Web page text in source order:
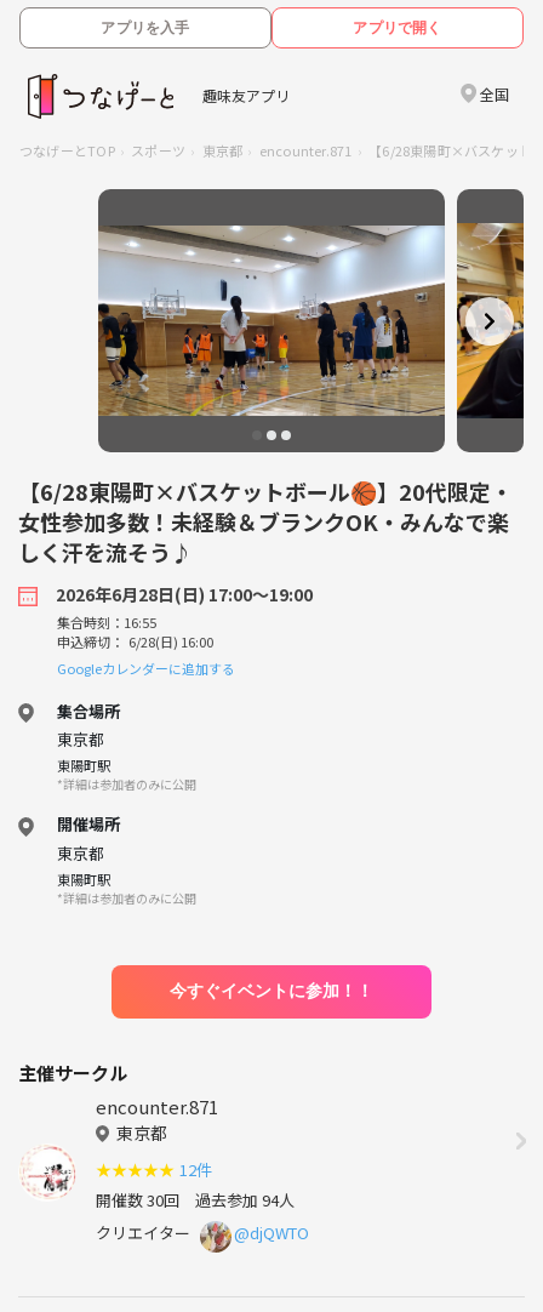
アプリを入手 アプリで開く
趣味友アプリ 全国
つなげーとTOP スポーツ 東京都 encounter.871 【6/28東陽町×バスケット
【6/28東陽町×バスケットボール🏀】20代限定・
女性参加多数！未経験＆ブランクOK・みんなで楽
しく汗を流そう♪
2026年6月28日(日) 17:00〜19:00
集合時刻：16:55
申込締切： 6/28(日) 16:00
Googleカレンダーに追加する
集合場所
東京都
東陽町駅
*詳細は参加者のみに公開
開催場所
東京都
東陽町駅
*詳細は参加者のみに公開
今すぐイベントに参加！！
主催サークル
encounter.871
東京都
★★★★★ 12件
開催数 30回 過去参加 94人
クリエイター
@djQWTO